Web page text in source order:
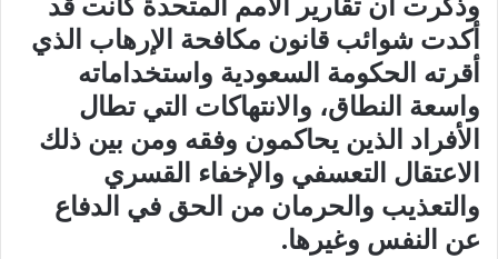
أكدت شوائب قانون مكافحة الإرهاب الذي
أقرته الحكومة السعودية واستخداماته
واسعة النطاق، والانتهاكات التي تطال
الأفراد الذين يحاكمون وفقه ومن بين ذلك
الاعتقال التعسفي والإخفاء القسري
والتعذيب والحرمان من الحق في الدفاع
عن النفس وغيرها.